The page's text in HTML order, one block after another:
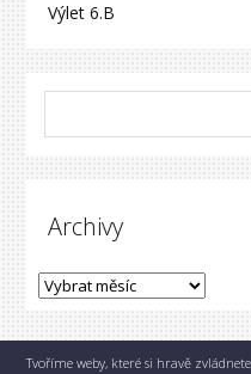
Výlet 6.B
Archivy
Tvoříme weby, které si hravě